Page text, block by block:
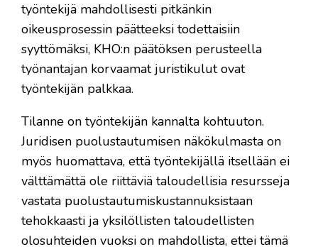
työntekijä mahdollisesti pitkänkin
oikeusprosessin päätteeksi todettaisiin
syyttömäksi, KHO:n päätöksen perusteella
työnantajan korvaamat juristikulut ovat
työntekijän palkkaa.
Tilanne on työntekijän kannalta kohtuuton.
Juridisen puolustautumisen näkökulmasta on
myös huomattava, että työntekijällä itsellään ei
välttämättä ole riittäviä taloudellisia resursseja
vastata puolustautumiskustannuksistaan
tehokkaasti ja yksilöllisten taloudellisten
olosuhteiden vuoksi on mahdollista, ettei tämä